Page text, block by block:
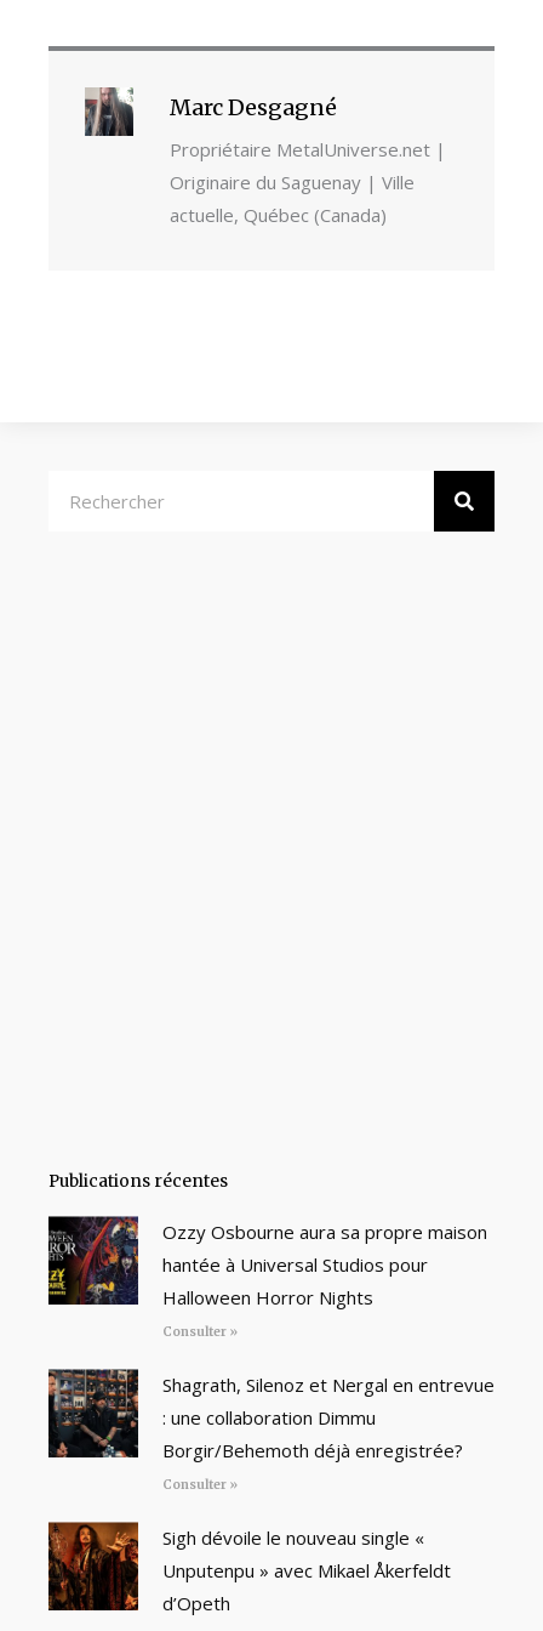
Marc Desgagné
Propriétaire MetalUniverse.net |
Originaire du Saguenay | Ville
actuelle, Québec (Canada)
Publications récentes
Ozzy Osbourne aura sa propre maison
hantée à Universal Studios pour
Halloween Horror Nights
Consulter »
Shagrath, Silenoz et Nergal en entrevue
: une collaboration Dimmu
Borgir/Behemoth déjà enregistrée?
Consulter »
Sigh dévoile le nouveau single «
Unputenpu » avec Mikael Åkerfeldt
d’Opeth